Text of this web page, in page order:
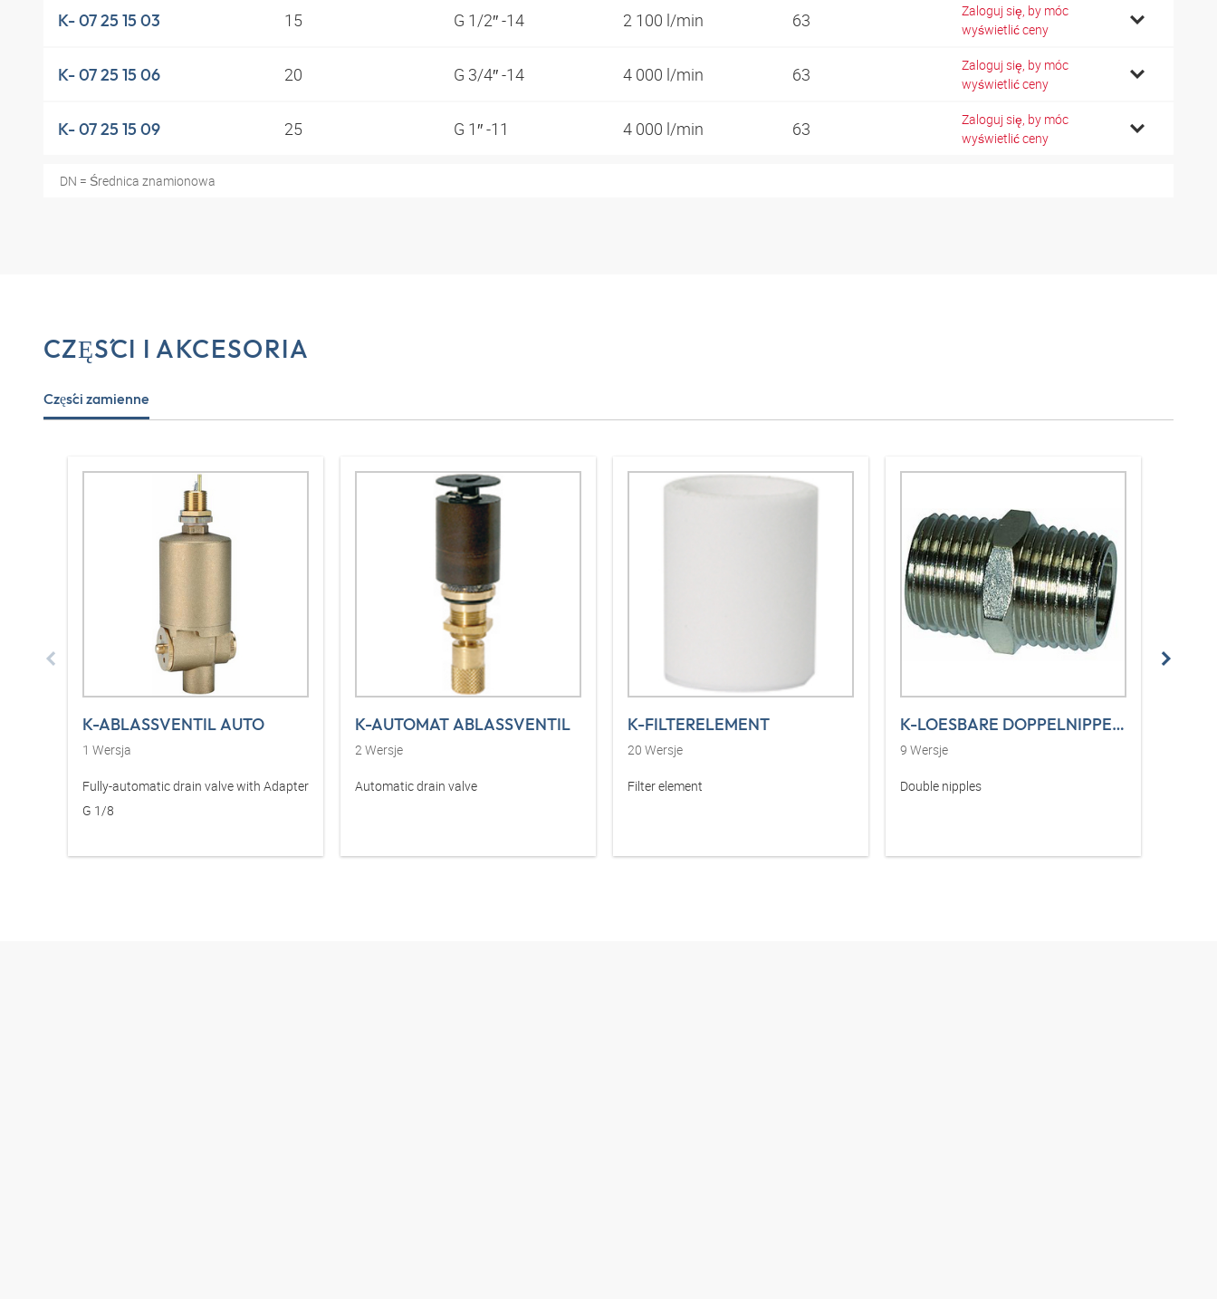
K- 07 25 15 03 15 G 1/2″ -14 2 100 l/min 63
Zaloguj się, by móc
wyświetlić ceny
K- 07 25 15 06 20 G 3/4″ -14 4 000 l/min 63
Zaloguj się, by móc
wyświetlić ceny
K- 07 25 15 09 25 G 1″ -11 4 000 l/min 63
Zaloguj się, by móc
wyświetlić ceny
DN = Średnica znamionowa
CZĘŚCI I AKCESORIA
Części zamienne
K-ABLASSVENTIL AUTO
1 Wersja
Fully-automatic drain valve with Adapter
G 1/8
K-AUTOMAT ABLASSVENTIL
2Wersje
Automatic drain valve
K-FILTERELEMENT
20 Wersje
Filter element
K-LOESBARE DOPPELNIPPEL MS
9 Wersje
Double nipples